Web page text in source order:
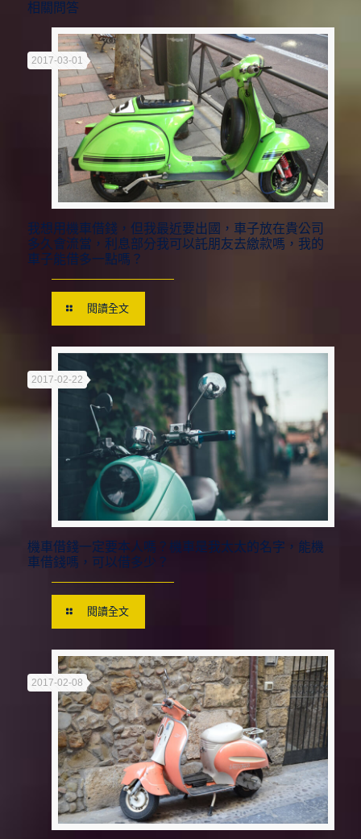
相關問答
2017-03-01
我想用機車借錢，但我最近要出國，車子放在貴公司
多久會流當，利息部分我可以託朋友去繳款嗎，我的
車子能借多一點嗎？
閱讀全文
2017-02-22
機車借錢一定要本人嗎？機車是我太太的名字，能機
車借錢嗎，可以借多少？
閱讀全文
2017-02-08